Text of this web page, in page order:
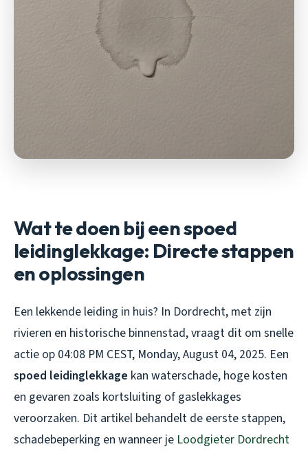
Wat te doen bij een spoed
leidinglekkage: Directe stappen
en oplossingen
Een lekkende leiding in huis? In Dordrecht, met zijn
rivieren en historische binnenstad, vraagt dit om snelle
actie op 04:08 PM CEST, Monday, August 04, 2025. Een
spoed leidinglekkage kan waterschade, hoge kosten
en gevaren zoals kortsluiting of gaslekkages
veroorzaken. Dit artikel behandelt de eerste stappen,
schadebeperking en wanneer je Loodgieter Dordrecht